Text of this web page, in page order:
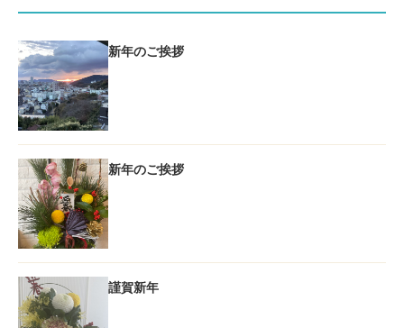
新年のご挨拶
新年のご挨拶
謹賀新年